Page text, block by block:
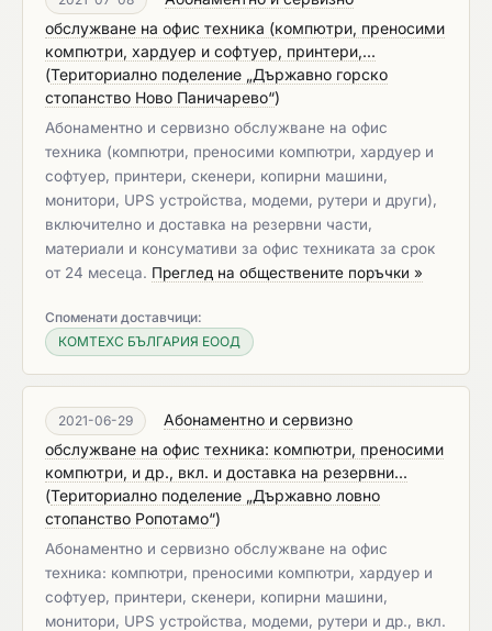
обслужване на офис техника (компютри, преносими
компютри, хардуер и софтуер, принтери,...
(Териториално поделение „Държавно горско
стопанство Ново Паничарево“)
Абонаментно и сервизно обслужване на офис
техника (компютри, преносими компютри, хардуер и
софтуер, принтери, скенери, копирни машини,
монитори, UPS устройства, модеми, рутери и други),
включително и доставка на резервни части,
материали и консумативи за офис техниката за срок
от 24 месеца. Преглед на обществените поръчки »
Споменати доставчици:
КОМТЕХС БЪЛГАРИЯ ЕООД
2021-06-29
Абонаментно и сервизно
обслужване на офис техника: компютри, преносими
компютри, и др., вкл. и доставка на резервни...
(Териториално поделение „Държавно ловно
стопанство Ропотамо“)
Абонаментно и сервизно обслужване на офис
техника: компютри, преносими компютри, хардуер и
софтуер, принтери, скенери, копирни машини,
монитори, UPS устройства, модеми, рутери и др., вкл.